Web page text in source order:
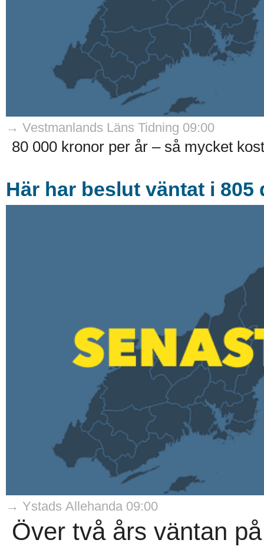
→ Vestmanlands Läns Tidning 09:00
80 000 kronor per år – så mycket
Här har beslut väntat i 805
→ Ystads Allehanda 09:00
Över två års väntan